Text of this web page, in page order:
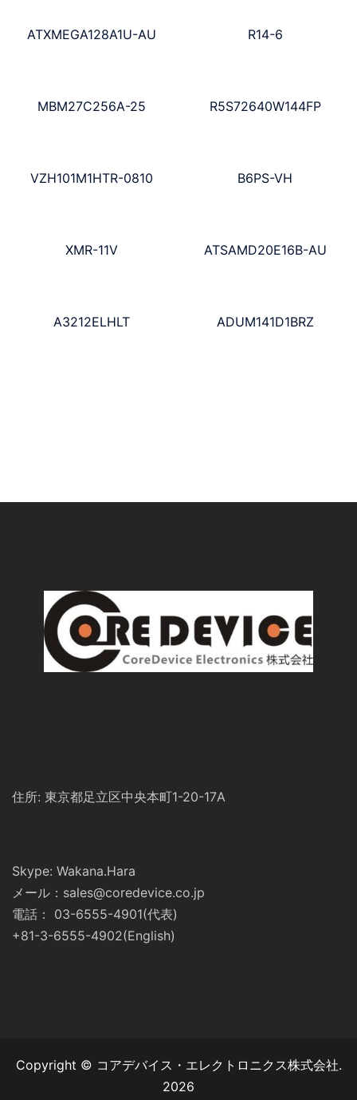
ATXMEGA128A1U-AU R14-6
MBM27C256A-25 R5S72640W144FP
VZH101M1HTR-0810 B6PS-VH
XMR-11V ATSAMD20E16B-AU
A3212ELHLT ADUM141D1BRZ
住所: 東京都足立区中央本町1-20-17A
Skype: Wakana.Hara
メール：sales@coredevice.co.jp
電話： 03-6555-4901(代表)
+81-3-6555-4902(English)
Copyright © コアデバイス・エレクトロニクス株式会社.
2026